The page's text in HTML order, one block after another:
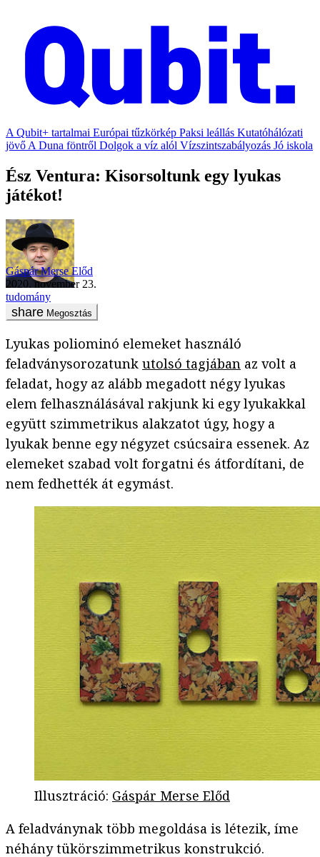
A Qubit+ tartalmai Európai tűzkörkép Paksi leállás Kutatóhálózati
jövő A Duna föntről Dolgok a víz alól Vízszintszabályozás Jó iskola
Ész Ventura: Kisorsoltunk egy lyukas
játékot!
Gáspár Merse Előd
2020. november 23.
tudomány
Megosztás
Lyukas poliominó elemeket használó
feladványsorozatunk utolsó tagjában az volt a
feladat, hogy az alább megadott négy lyukas
elem felhasználásával rakjunk ki egy lyukakkal
együtt szimmetrikus alakzatot úgy, hogy a
lyukak benne egy négyzet csúcsaira essenek. Az
elemeket szabad volt forgatni és átfordítani, de
nem fedhették át egymást.
Illusztráció: Gáspár Merse Előd
A feladványnak több megoldása is létezik, íme
néhány tükörszimmetrikus konstrukció.